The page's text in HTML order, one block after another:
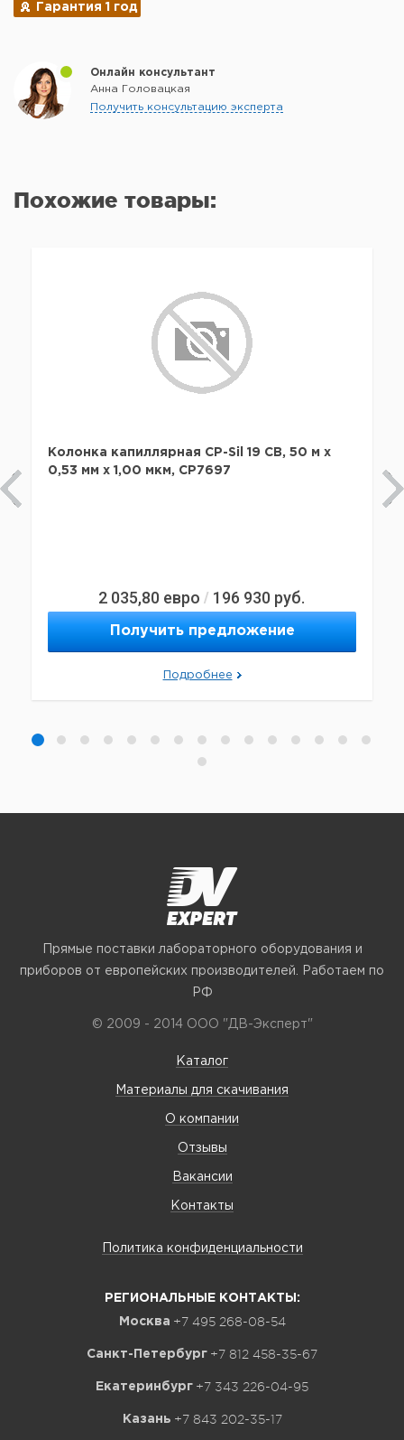
Гарантия 1 год
Онлайн консультант
Анна Головацкая
Получить консультацию эксперта
Похожие товары:
Колонка капиллярная CP-Sil 19 CB, 50 м x
0,53 мм х 1,00 мкм, CP7697
2 035,80 евро / 196 930 руб.
Получить предложение
Подробнее
Прямые поставки лабораторного оборудования и
приборов от европейских производителей. Работаем по
РФ
© 2009 - 2014 ООО "ДВ-Эксперт"
Каталог
Материалы для скачивания
О компании
Отзывы
Вакансии
Контакты
Политика конфиденциальности
РЕГИОНАЛЬНЫЕ КОНТАКТЫ:
Москва +7 495 268-08-54
Санкт-Петербург +7 812 458-35-67
Екатеринбург +7 343 226-04-95
Казань +7 843 202-35-17